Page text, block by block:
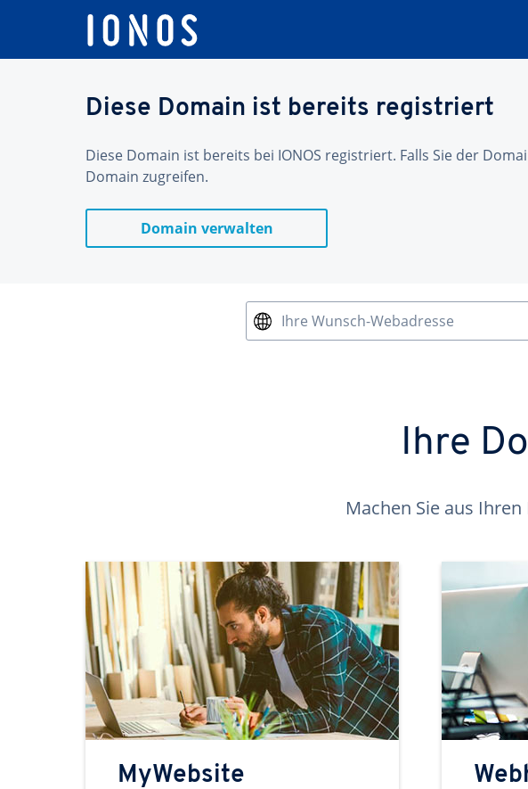
Diese Domain ist bereits registriert
Diese Domain ist bereits bei IONOS registriert. Falls Sie der
Domain zugreifen.
Domain verwalten
Ihre Wunsch-Webadresse
Ihre
Machen Sie aus
MyWebsite